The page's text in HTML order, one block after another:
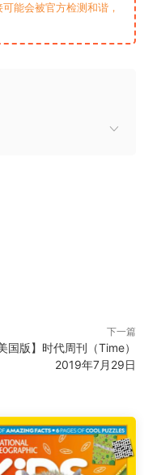
能会被官方检测和谐，
下一篇
美国版】时代周刊（Time）
2019年7月29日